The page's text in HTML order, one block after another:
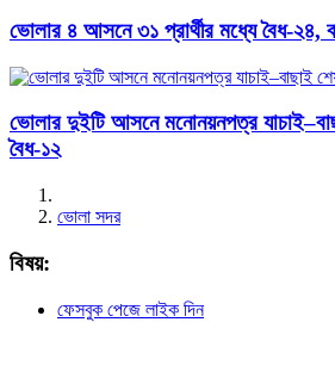
ভোলার ৪ আসনে ৩১ প্রার্থীর মধ্যে বৈধ-২৪,
ভোলার দুইটি আসনে মনোনয়নপত্র
বৈধ-১২
ভোলা সদর
বিষয়:
ফেসবুক পেজে লাইক দিন